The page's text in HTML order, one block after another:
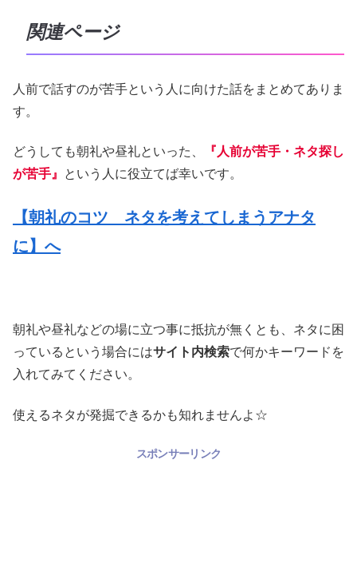
関連ページ
人前で話すのが苦手という人に向けた話をまとめてありま
す。
どうしても朝礼や昼礼といった、
『人前が苦手・ネタ探し
が苦手』
という人に役立てば幸いです。
【朝礼のコツ ネタを考えてしまうアナタ
に】へ
朝礼や昼礼などの場に立つ事に抵抗が無くとも、ネタに困
っているという場合にはサイト内検索で何かキーワードを
入れてみてください。
使えるネタが発掘できるかも知れませんよ☆
スポンサーリンク